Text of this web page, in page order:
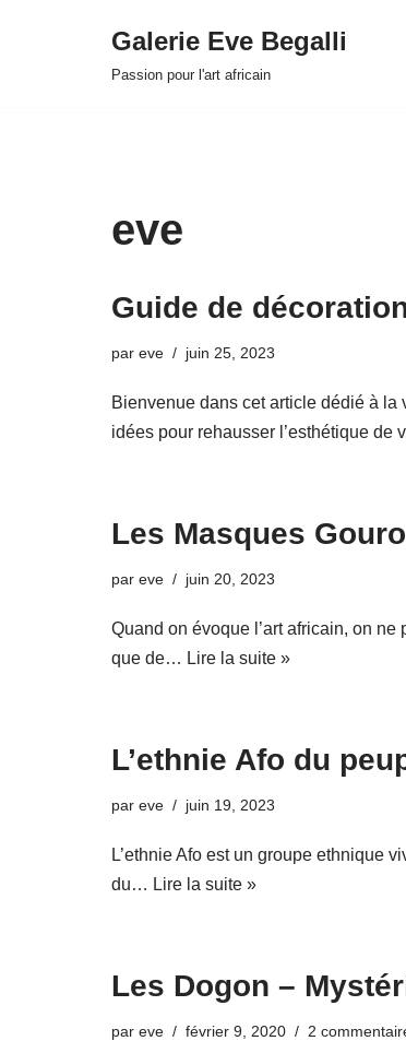
Galerie Eve Begalli
Passion pour l'art africain
eve
Guide de
par eve juin 25, 2023
Bienvenue dans cet article dédié à la
idées pour rehausser l’esthétique de
Les Masques
par eve juin 20, 2023
Quand on évoque l’art africain, on
que de… Lire la suite »
L’ethnie Afo du
par eve juin 19, 2023
L’ethnie Afo est un groupe ethnique
du… Lire la suite »
Les Dogon –
par eve février 9, 2020 2